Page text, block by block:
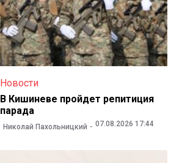
Новости
В Кишиневе пройдет репитиция
парада
Николай Пахольницкий 07.08.2026 17:44